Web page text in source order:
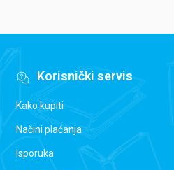
Korisnički servis
Kako kupiti
Načini plaćanja
Isporuka